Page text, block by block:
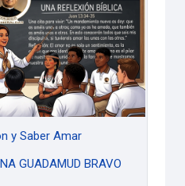
y Saber Amar
y Saber Amar
GUADAMUD BRAVO